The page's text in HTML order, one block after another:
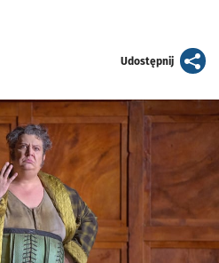
Udostępnijartykuł